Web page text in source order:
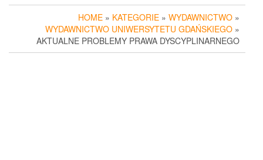
HOME » KATEGORIE » WYDAWNICTWO »
WYDAWNICTWO UNIWERSYTETU GDAŃSKIEGO »
AKTUALNE PROBLEMY PRAWA DYSCYPLINARNEGO